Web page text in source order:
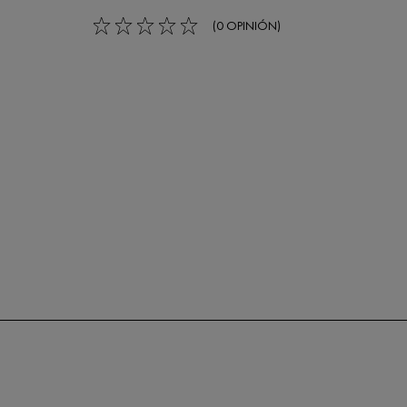
0/5 (0 OPINIÓN)